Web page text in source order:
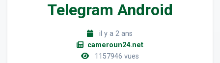
Telegram Android
il y a 2 ans
cameroun24.net
1157946 vues